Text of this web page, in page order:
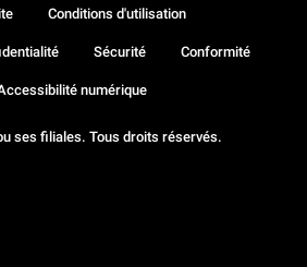
ses filiales. Tous droits réservés.
Conditions d'utilisation
Sécurité Conformité
numérique